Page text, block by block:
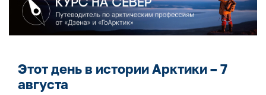
Этот день в истории Арктики – 7
августа